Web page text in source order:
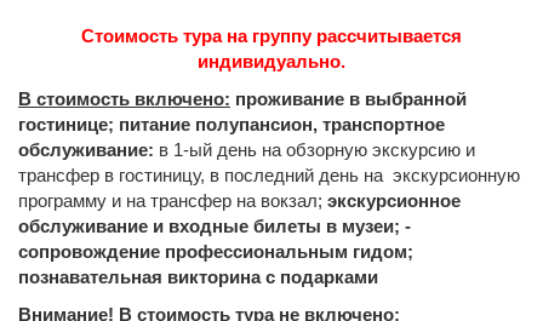
Стоимость тура на группу рассчитывается
индивидуально.
В стоимость включено: проживание в выбранной
гостинице; питание полупансион, транспортное
обслуживание: в 1-ый день на обзорную экскурсию и
трансфер в гостиницу, в последний день на экскурсионную
программу и на трансфер на вокзал; экскурсионное
обслуживание и входные билеты в музеи; -
сопровождение профессиональным гидом;
познавательная викторина с подарками
Внимание! В стоимость тура не включено: